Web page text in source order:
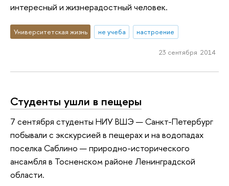
интересный и жизнерадостный человек.
Университетская жизнь не учеба настроение
23 сентября 2014
Студенты ушли в пещеры
7 сентября студенты НИУ ВШЭ — Санкт-Петербург
побывали с экскурсией в пещерах и на водопадах
поселка Саблино — природно-исторического
ансамбля в Тосненском районе Ленинградской
области.